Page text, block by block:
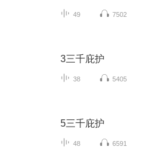
49 7502
3三千庇护
38 5405
5三千庇护
48 6591